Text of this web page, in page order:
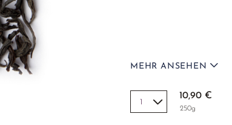
Charakter
Teefarm
Terroir
MEHR ANSEHEN
10,90 €
250g